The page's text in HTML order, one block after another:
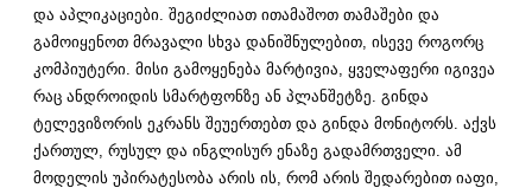
და აპლიკაციები. შეგიძლიათ ითამაშოთ თამაშები და
გამოიყენოთ მრავალი სხვა დანიშნულებით, ისევე როგორც
კომპიუტერი. მისი გამოყენება მარტივია, ყველაფერი იგივეა
რაც ანდროიდის სმარტფონზე ან პლანშეტზე. გინდა
ტელევიზორის ეკრანს შეუერთებთ და გინდა მონიტორს. აქვს
ქართულ, რუსულ და ინგლისურ ენაზე გადამრთველი. ამ
მოდელის უპირატესობა არის ის, რომ არის შედარებით იაფი,